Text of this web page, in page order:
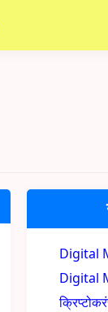
Digital
Digital